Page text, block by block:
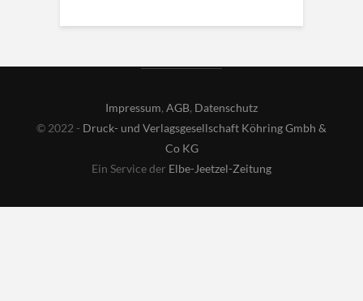
Impressum, AGB, Datenschutz
© 2022 - Druck- und Verlagsgesellschaft Köhring Gmbh &
Co KG
Ein Service der Elbe-Jeetzel-Zeitung